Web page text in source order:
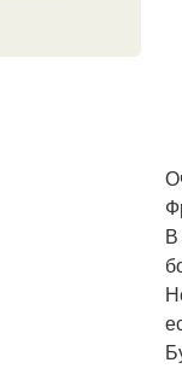
В